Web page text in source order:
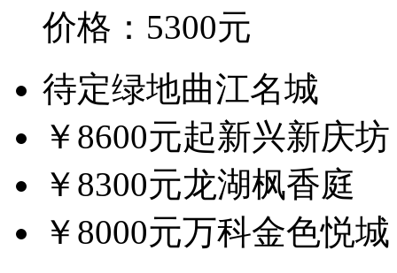
价格：5300元
待定绿地曲江名城
￥8600元起新兴新庆坊
￥8300元龙湖枫香庭
￥8000元万科金色悦城